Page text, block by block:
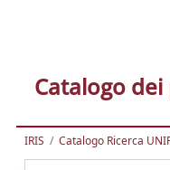
Catalogo
IRIS Catalogo Ricerca